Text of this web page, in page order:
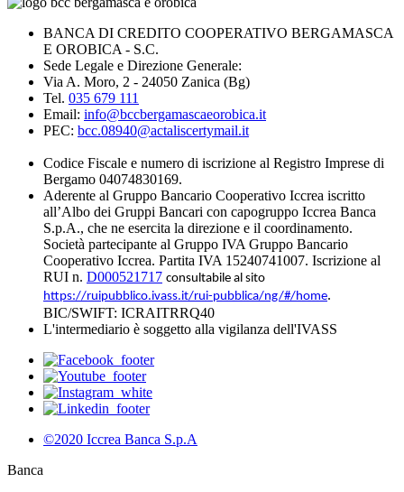
BANCA DI CREDITO COOPERATIVO BERGAMASCA
E OROBICA - S.C.
Sede Legale e Direzione Generale:
Via A. Moro, 2 - 24050 Zanica (Bg)
Tel. 035 679 111
Email: info@bccbergamascaeorobica.it
PEC: bcc.08940@actaliscertymail.it
Codice Fiscale e numero di iscrizione al Registro Imprese di
Bergamo 04074830169.
Aderente al Gruppo Bancario Cooperativo Iccrea iscritto
all’Albo dei Gruppi Bancari con capogruppo Iccrea Banca
S.p.A., che ne esercita la direzione e il coordinamento.
Società partecipante al Gruppo IVA Gruppo Bancario
Cooperativo Iccrea. Partita IVA 15240741007. Iscrizione al
RUI n. D000521717 consultabile al sito
https://ruipubblico.ivass.it/rui-pubblica/ng/#/home.
BIC/SWIFT: ICRAITRRQ40
L'intermediario è soggetto alla vigilanza dell'IVASS
©2020 Iccrea Banca S.p.A
Banca